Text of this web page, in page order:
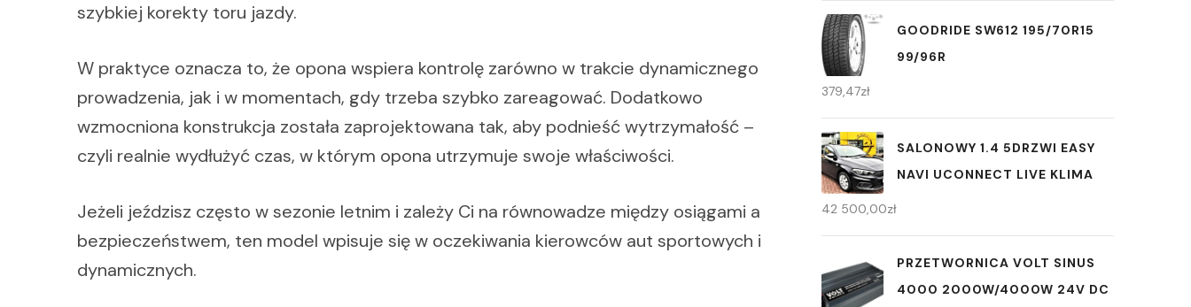
szybkiej korekty toru jazdy.
W praktyce oznacza to, że opona wspiera kontrolę zarówno w trakcie dynamicznego
prowadzenia, jak i w momentach, gdy trzeba szybko zareagować. Dodatkowo
wzmocniona konstrukcja została zaprojektowana tak, aby podnieść wytrzymałość –
czyli realnie wydłużyć czas, w którym opona utrzymuje swoje właściwości.
Jeżeli jeździsz często w sezonie letnim i zależy Ci na równowadze między osiągami a
bezpieczeństwem, ten model wpisuje się w oczekiwania kierowców aut sportowych i
dynamicznych.
GOODRIDE SW612 195/70R15
99/96R
379,47zł
SALONOWY 1.4 5DRZWI EASY
NAVI UCONNECT LIVE KLIMA
42 500,00zł
PRZETWORNICA VOLT SINUS
4000 2000W/4000W 24V DC